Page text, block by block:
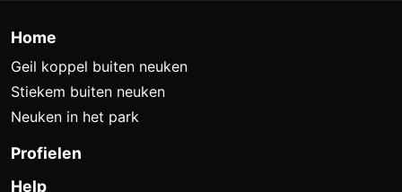
Home
Geil koppel buiten neuken
Stiekem buiten neuken
Neuken in het park
Profielen
Help